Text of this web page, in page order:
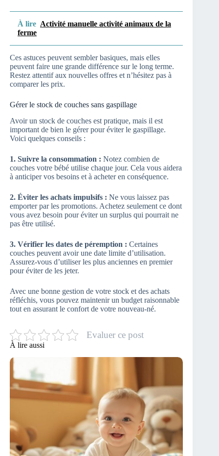
À lire Activité manuelle activité animaux de la
ferme
Ces astuces peuvent sembler basiques, mais elles
peuvent faire une grande différence sur le long terme.
Restez attentif aux nouvelles offres et n’hésitez pas à
comparer les prix.
Gérer le stock de couches sans gaspillage
Avoir un stock de couches est pratique, mais il est
important de bien le gérer pour éviter le gaspillage.
Voici quelques conseils :
1. Suivre la consommation : Notez combien de
couches votre bébé utilise chaque jour. Cela vous aidera
à anticiper vos besoins et à acheter en conséquence.
2. Éviter les achats impulsifs : Ne vous laissez pas
emporter par les promotions. Achetez seulement ce dont
vous avez besoin pour éviter un surplus qui pourrait ne
pas être utilisé.
3. Vérifier les dates de péremption : Certaines
couches peuvent avoir une date limite d’utilisation.
Assurez-vous d’utiliser les plus anciennes en premier
pour éviter de les jeter.
Avec une bonne gestion de votre stock et des achats
réfléchis, vous pouvez maintenir un budget raisonnable
tout en assurant le confort de votre nouveau-né.
Evaluer ce post
À lire aussi